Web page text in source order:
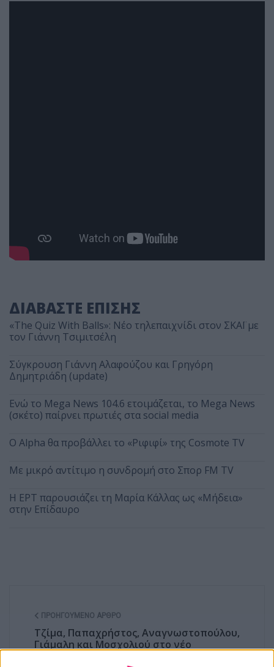
ΔΙΑΒΑΣΤΕ ΕΠΙΣΗΣ
«The Quiz With Balls»: Νέο τηλεπαιχνίδι στον ΣΚΑΪ με
τον Γιάννη Τσιμιτσέλη
Σύγκρουση Γιάννη Αλαφούζου και Γρηγόρη
Δημητριάδη (update)
Ενώ το Mega News 104.6 ετοιμάζεται, το Mega News
(σκέτο) παίρνει πρωτιές στα social media
Ο Alpha θα προβάλλει το «Ριφιφί» της Cosmote TV
Με μικρό αντίτιμο η συνδρομή στο Σπορ FM TV
Η ΕΡΤ παρουσιάζει τη Μαρία Κάλλας ως «Μήδεια»
στην Επίδαυρο
ΠΡΟΗΓΟΎΜΕΝΟ ΆΡΘΡΟ
Τζίμα, Παπαχρήστος, Αναγνωστοπούλου,
Γιάμαλη και Μοσχολιού στο νέο